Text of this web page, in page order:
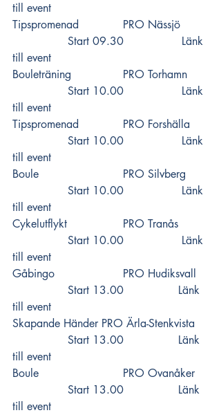
till event
Tipspromenad 		PRO Nässjö
Länk
till event
Bouleträning 		PRO Torhamn
Länk
till event
Tipspromenad		PRO Forshälla
Länk
till event
Boule 			PRO Silvberg
Länk
till event
Cykelutflykt 		PRO Tranås
Länk
till event
Gåbingo 			PRO Hudiksvall
Länk
till event
Skapande Händer PRO Ärla-Stenkvista
Länk
till event
Boule 			PRO Ovanåker
Länk
till event